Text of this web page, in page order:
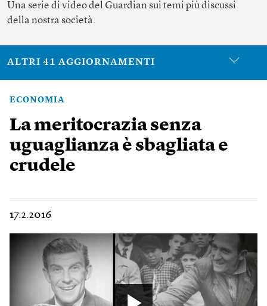
Una serie di video del Guardian sui temi più discussi
della nostra società.
ALTRI 41 AGGIORNAMENTI
ECONOMIA
La meritocrazia senza
uguaglianza è sbagliata e
crudele
17.2.2016